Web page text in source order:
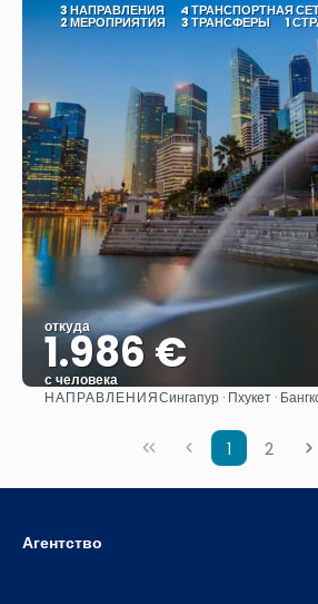
3 НАПРАВЛЕНИЯ 4 ТРАНСПОРТНАЯ
2 МЕРОПРИЯТИЯ 3 ТРАНСФЕРЫ 1
откуда
1.986 €
с человека
Видеть
НАПРАВЛЕНИЯСингапур · Пхукет ·
1 2
Агентство